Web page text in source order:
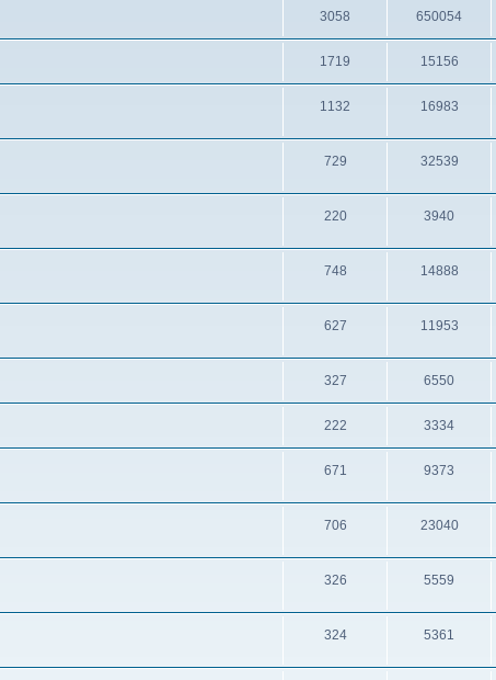
3058 650054
1719 15156
1132 16983
729 32539
220 3940
748 14888
627 11953
327 6550
222 3334
671 9373
706 23040
326 5559
324 5361